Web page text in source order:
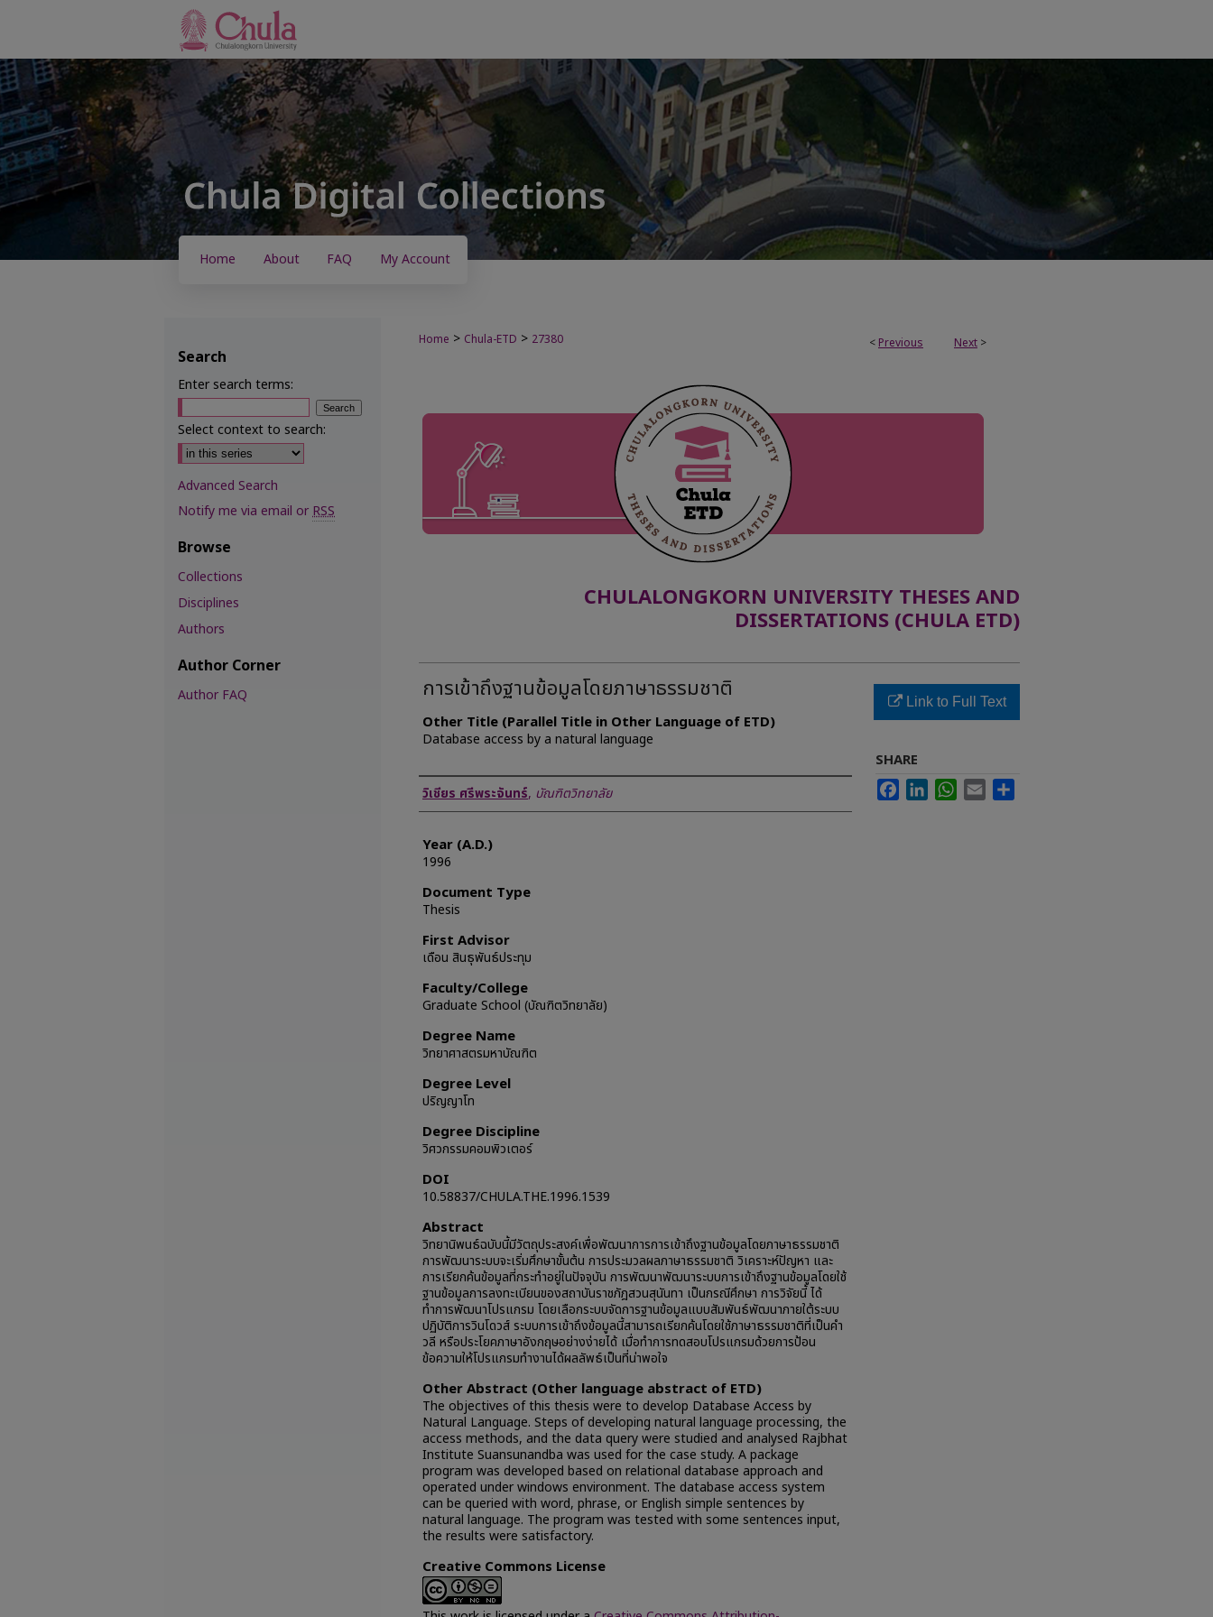
Home About FAQ My Account
< Previous Next >
Home > Chula-ETD > 27380
CHULALONGKORN UNIVERSITY THESES AND
DISSERTATIONS (CHULA ETD)
การเข้าถึงฐานข้อมูลโดยภาษาธรรมชาติ
Other Title (Parallel Title in Other Language of ETD)
Database access by a natural language
Author
วิเชียร ศรีพระจันทร์, บัณฑิตวิทยาลัย
Year (A.D.)
1996
Document Type
Thesis
First Advisor
เดือน สินธุพันธ์ประทุม
Faculty/College
Graduate School (บัณฑิตวิทยาลัย)
Degree Name
วิทยาศาสตรมหาบัณฑิต
Degree Level
ปริญญาโท
Degree Discipline
วิศวกรรมคอมพิวเตอร์
DOI
10.58837/CHULA.THE.1996.1539
Abstract
วิทยานิพนธ์ฉบับนี้มีวัตถุประสงค์เพื่อพัฒนาการการเข้าถึงฐานข้อมูลโดยภาษาธรรมชาติ
การพัฒนาระบบจะเริ่มศึกษาขั้นต้น การประมวลผลภาษาธรรมชาติ วิเคราะห์ปัญหา และ
การเรียกค้นข้อมูลที่กระทำอยู่ในปัจจุบัน การพัฒนาพัฒนาระบบการเข้าถึงฐานข้อมูลโดยใช้
ฐานข้อมูลการลงทะเบียนของสถาบันราชภัฎสวนสุนันทา เป็นกรณีศึกษา การวิจัยนี้ ได้
ทำการพัฒนาโปรแกรม โดยเลือกระบบจัดการฐานข้อมูลแบบสัมพันธ์พัฒนาภายใต้ระบบ
ปฏิบัติการวินโดวส์ ระบบการเข้าถึงข้อมูลนี้สามารถเรียกค้นโดยใช้ภาษาธรรมชาติที่เป็นคำ
วลี หรือประโยคภาษาอังกฤษอย่างง่ายได้ เมื่อทำการทดสอบโปรแกรมด้วยการป้อน
ข้อความให้โปรแกรมทำงานได้ผลลัพธ์เป็นที่น่าพอใจ
Other Abstract (Other language abstract of ETD)
The objectives of this thesis were to develop Database Access by
Natural Language. Steps of developing natural language processing, the
access methods, and the data query were studied and analysed Rajbhat
Institute Suansunandba was used for the case study. A package
program was developed based on relational database approach and
operated under windows environment. The database access system
can be queried with word, phrase, or English simple sentences by
natural language. The program was tested with some sentences input,
the results were satisfactory.
Creative Commons License
Link to Full Text
SHARE
FacebookLinkedInWhatsApp
Email
Search
Enter search terms:
Select context to search:
Advanced Search
Notify me via email or RSS
Browse
Collections
Disciplines
Authors
Author Corner
Author FAQ